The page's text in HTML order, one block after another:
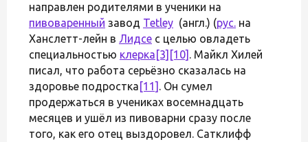
направлен родителями в ученики на
пивоваренный завод Tetley (англ.) (рус. на
Ханслетт-лейн в Лидсе с целью овладеть
специальностью клерка [3] [10] . Майкл Хилей
писал, что работа серьёзно сказалась на
здоровье подростка [11] . Он сумел
продержаться в учениках восемнадцать
месяцев и ушёл из пивоварни сразу после
того, как его отец выздоровел. Сатклифф